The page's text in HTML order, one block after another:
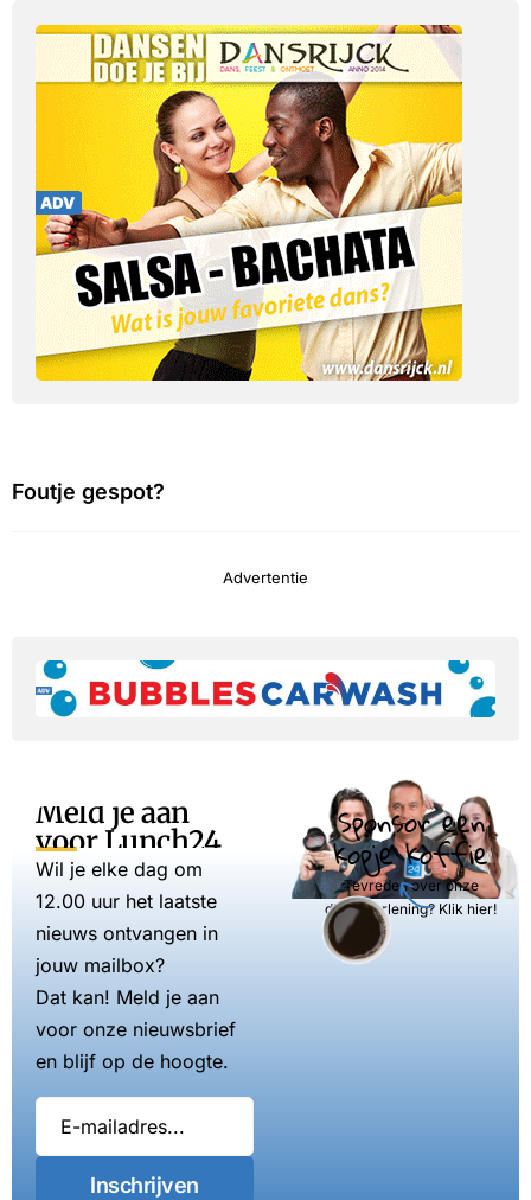
Foutje gespot?
Advertentie
Meld je aan
voor Lunch24
Wil je elke dag om
12.00 uur het laatste
nieuws ontvangen in
jouw mailbox?
Dat kan! Meld je aan
voor onze nieuwsbrief
en blijf op de hoogte.
Inschrijven
Sponsor een
kopje koffie
Tevreden over onze
dienstverlening? Klik hier!